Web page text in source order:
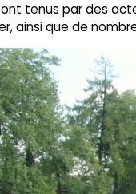
tenus par des
ainsi que de